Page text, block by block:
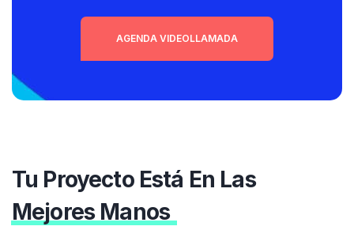
AGENDA VIDEOLLAMADA
Tu Proyecto Está En Las
Mejores Manos